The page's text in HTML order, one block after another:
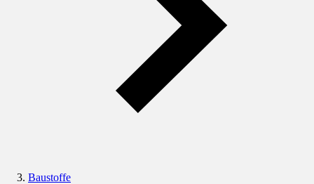
Baustoffe